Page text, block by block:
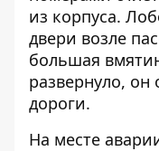
из корпуса.
двери возле
большая
развернуло, он
дороги.
На месте